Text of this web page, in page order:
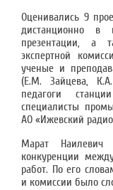
Оценивались 9
дистанционно в
презентации, а
экспертной
ученые и
(Е.М. Зайцева,
педагоги
специалисты
АО «Ижевский
Марат Наилевич
конкуренции
работ. По его
и комиссии было